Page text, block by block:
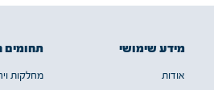
מידע שימושי
אודות
תחומים
מחלקות